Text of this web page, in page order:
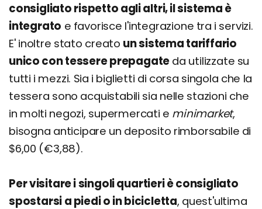
consigliato rispetto agli altri, il sistema è
integrato e favorisce l'integrazione tra i servizi.
E' inoltre stato creato un sistema tariffario
unico con tessere prepagate da utilizzate su
tutti i mezzi. Sia i biglietti di corsa singola che la
tessera sono acquistabili sia nelle stazioni che
in molti negozi, supermercati e minimarket,
bisogna anticipare un deposito rimborsabile di
$6,00 (€3,88).
Per visitare i singoli quartieri è consigliato
spostarsi a piedi o in bicicletta, quest'ultima